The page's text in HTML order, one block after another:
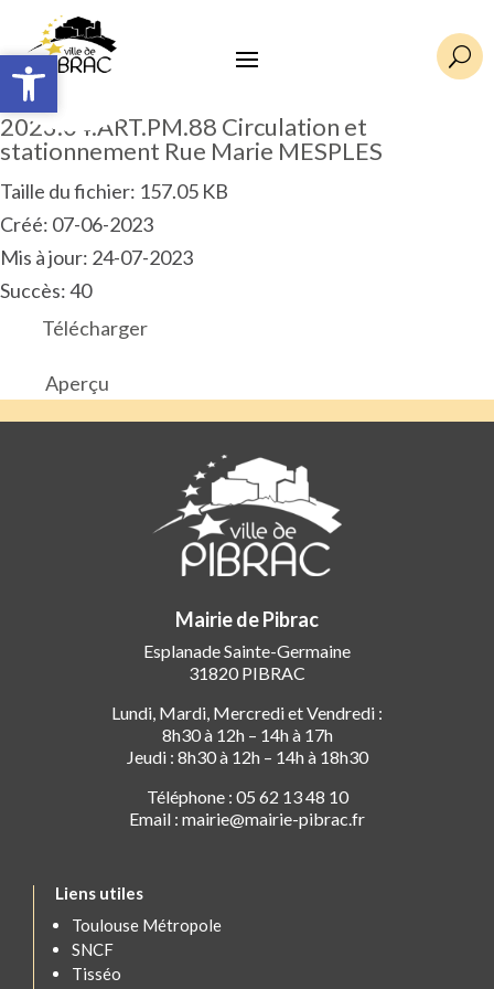
Ouvrir la barre d’outils U
2023.04.ART.PM.88 Circulation et
stationnement Rue Marie MESPLES
Taille du fichier: 157.05 KB
Créé: 07-06-2023
Mis à jour: 24-07-2023
Succès: 40
Télécharger
Aperçu
Mairie de Pibrac
Esplanade Sainte-Germaine
31820 PIBRAC
Lundi, Mardi, Mercredi et Vendredi :
8h30 à 12h – 14h à 17h
Jeudi : 8h30 à 12h – 14h à 18h30
Téléphone : 05 62 13 48 10
Email : mairie@mairie-pibrac.fr
Liens utiles
Toulouse Métropole
SNCF
Tisséo
Ouvrir la barre d’outils